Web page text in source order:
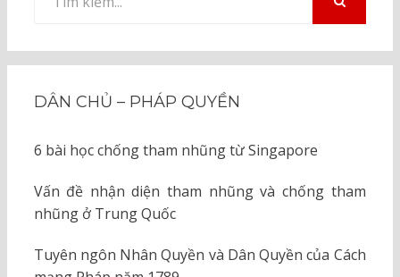
kiếm
DÂN CHỦ – PHÁP QUYỀN
6 bài học chống tham nhũng từ Singapore
Vấn đề nhận diện tham nhũng và chống tham
nhũng ở Trung Quốc
Tuyên ngôn Nhân Quyền và Dân Quyền của Cách